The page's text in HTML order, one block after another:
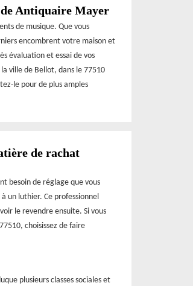
Antiquaire Mayer
de musique. Que vous
encombrent votre maison et
évaluation et essai de vos
ville de Bellot, dans le 77510
le pour de plus amples
de rachat
besoin de réglage que vous
à un luthier. Ce professionnel
le revendre ensuite. Si vous
choisissez de faire
plusieurs classes sociales et